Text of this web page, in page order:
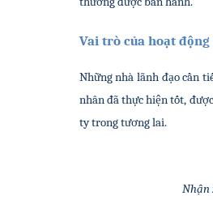
Vai trò của hoạt
Những nhà lãnh đạo cần
nhân đã thực hiện tốt,
ty trong tương lai.
Nhận